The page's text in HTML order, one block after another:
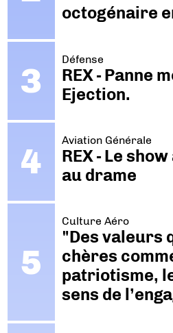
octogénaire
Défense
REX - Panne
Ejection.
Aviation Générale
REX - Le
au drame
Culture Aéro
"Des valeurs
chères
patriotisme,
sens de